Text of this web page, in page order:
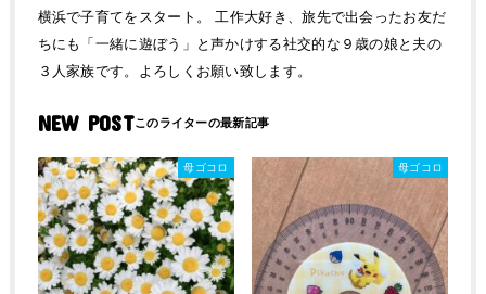
横浜で子育てをスタート。 工作大好き、旅先で出会ったお友だ
ちにも「一緒に遊ぼう」と声かけする社交的な９歳の娘と夫の
３人家族です。よろしくお願い致します。
NEW POST
母ゴコロ 母ゴコロ